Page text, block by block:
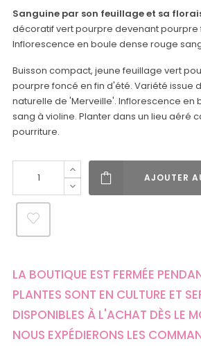
Sanguine par son feuillage et sa
décoratif vert pourpre devenant pourpre
Inflorescence en boule dense rouge
Buisson compact, jeune feuillage vert
pourpre foncé en fin d'été. Variété issue
naturelle de 'Merveille'. Inflorescence en
sang à violine. Planter dans un lieu aéré
pourriture.
AJOUTER
LA BOUTIQUE EST FERMÉE
PLANTES SONT EN CULTURE ET
DISPONIBLES À L'ACHAT DÈS LE
NOUS EXPÉDIERONS LES